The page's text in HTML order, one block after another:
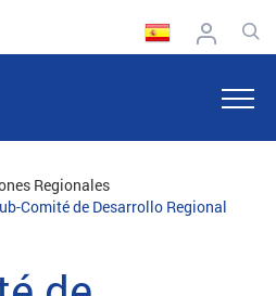
Regionales
Comité de Desarrollo Regional